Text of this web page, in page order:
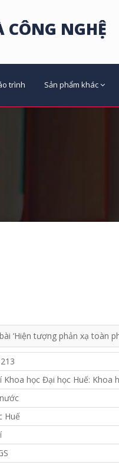
CÔNG NGHỆ
trình Sản phẩm khác
‘Hiện tượng phản xạ toàn
Khoa học Đại học Huế: Khoa
Huế